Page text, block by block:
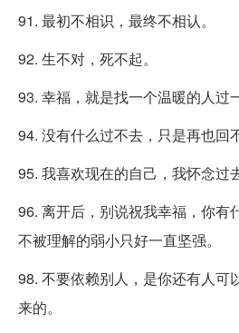
91. 最初不相识，最终不相认。
92. 生不对，死不起。
93. 幸福，就是找一个温暖的人过
94. 没有什么过不去，只是再也回
95. 我喜欢现在的自己，我怀念过
96. 离开后，别说祝我幸福，你有
不被理解的弱小只好一直坚强。
98. 不要依赖别人，是你还有人可
来的。